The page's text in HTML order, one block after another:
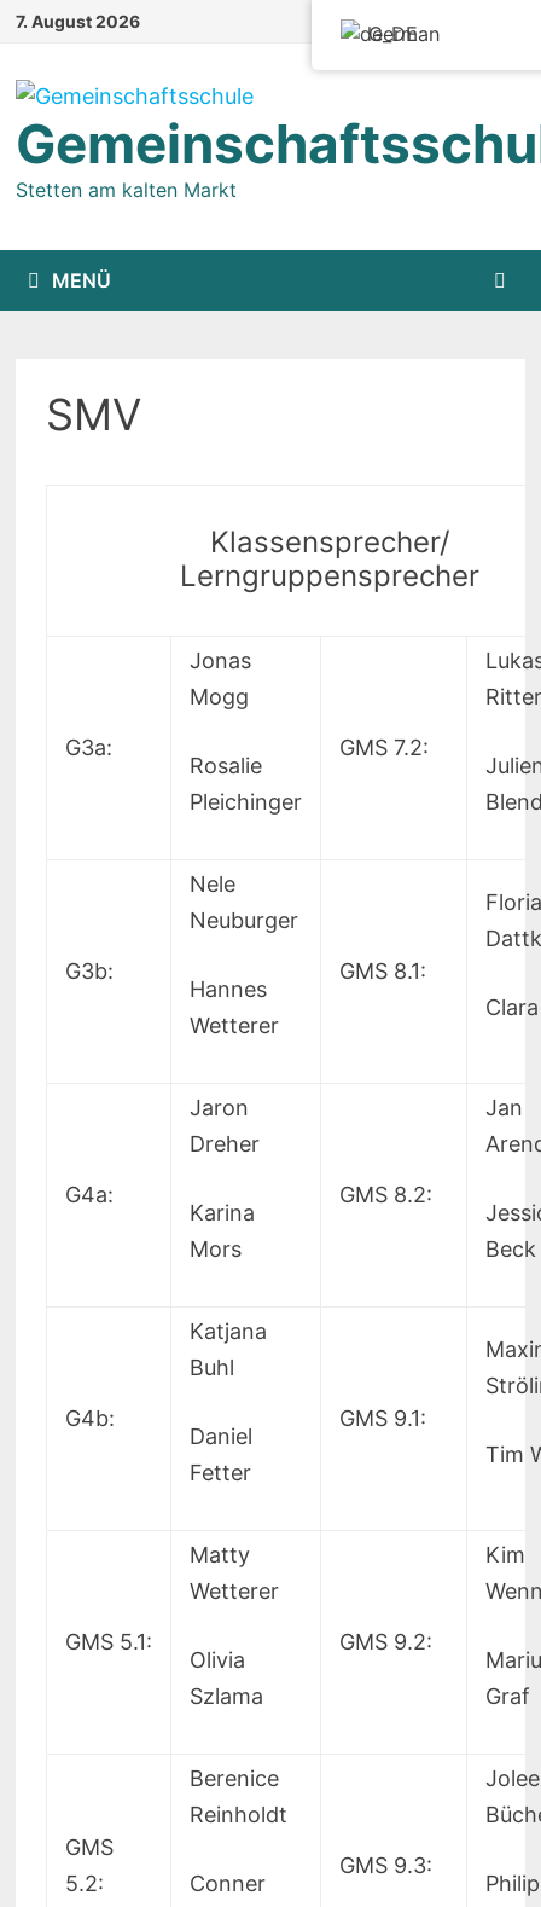
Zum
springen
7. August 2026
Stetten am kalten Markt
MENÜ
SMV
Klassensprecher/
Lerngruppensprecher
G3a:
Jonas
Mogg
Rosalie
Pleichinger
GMS 7.2:
Ritter
G3b:
Nele
Neuburger
Hannes
Wetterer
GMS 8.1:
G4a:
Jaron
Dreher
Karina
Mors
GMS 8.2:
Jan
Beck
G4b:
Katjana
Buhl
Daniel
Fetter
GMS 9.1:
Tim
GMS 5.1:
Matty
Wetterer
Olivia
Szlama
GMS 9.2:
Kim
Graf
GMS
5.2:
Berenice
Reinholdt
Conner
GMS 9.3:
German